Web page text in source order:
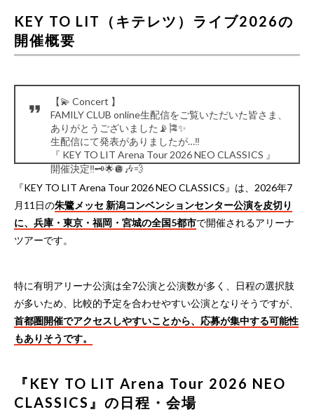
KEY TO LIT（キテレツ）ライブ2026の
開催概要
【💫 Concert 】
FAMILY CLUB online生配信をご覧いただいた皆さま、
ありがとうございました📡🎏✨
生配信にて発表がありましたが…‼︎
『 KEY TO LIT Arena Tour 2026 NEO CLASSICS 』
開催決定‼︎🗝️🌟🪩🎶💨
🔗詳しくはHPをCHECK👇🏻💭
https://t.co/Kb9l5cgHvy
#GW満キテレツ
#KEYTOLIT
#KTL…pic.twitter.com/OLnss8mfHl
— ジュニア公式 (@jr_official_X)May 6, 2026
『KEY TO LIT Arena Tour 2026 NEO CLASSICS』は、2026年7
月11日の朱鷺メッセ 新潟コンベンションセンター公演を皮切り
に、兵庫・東京・福岡・宮城の全国5都市で開催されるアリーナ
ツアーです。
特に有明アリーナ公演は全7公演と公演数が多く、日程の選択肢
が多いため、比較的予定を合わせやすい公演となりそうですが、
首都圏開催でアクセスしやすいことから、応募が集中する可能性
もありそうです。
『KEY TO LIT Arena Tour 2026 NEO
CLASSICS』の日程・会場